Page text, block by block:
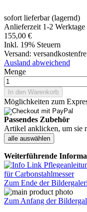
sofort lieferbar (lagernd)
Anlieferzeit 1-2 Werktage
155,00 €
Inkl. 19% Steuern
Versand:
Ausland abweichend
Menge
In den Warenkorb
Möglichkeiten zum
Passendes Zubehör
Artikel anklicken, um sie
alle auswählen
Weiterführende
für Carbonstahlmesser
Zum Ende der
Zum Anfang der